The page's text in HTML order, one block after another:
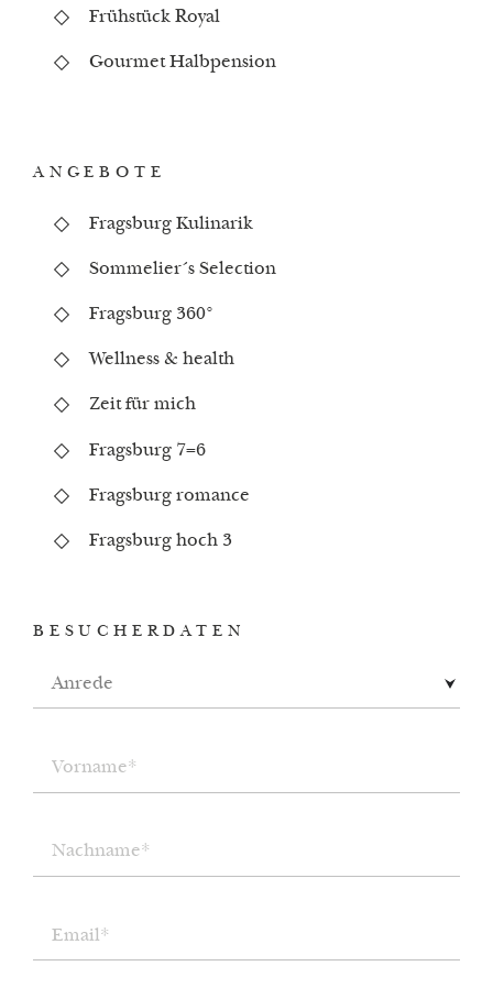
Frühstück Royal
Gourmet Halbpension
ANGEBOTE
Fragsburg Kulinarik
Sommelier´s Selection
Fragsburg 360°
Wellness & health
Zeit für mich
Fragsburg 7=6
Fragsburg romance
Fragsburg hoch 3
BESUCHERDATEN
Anrede